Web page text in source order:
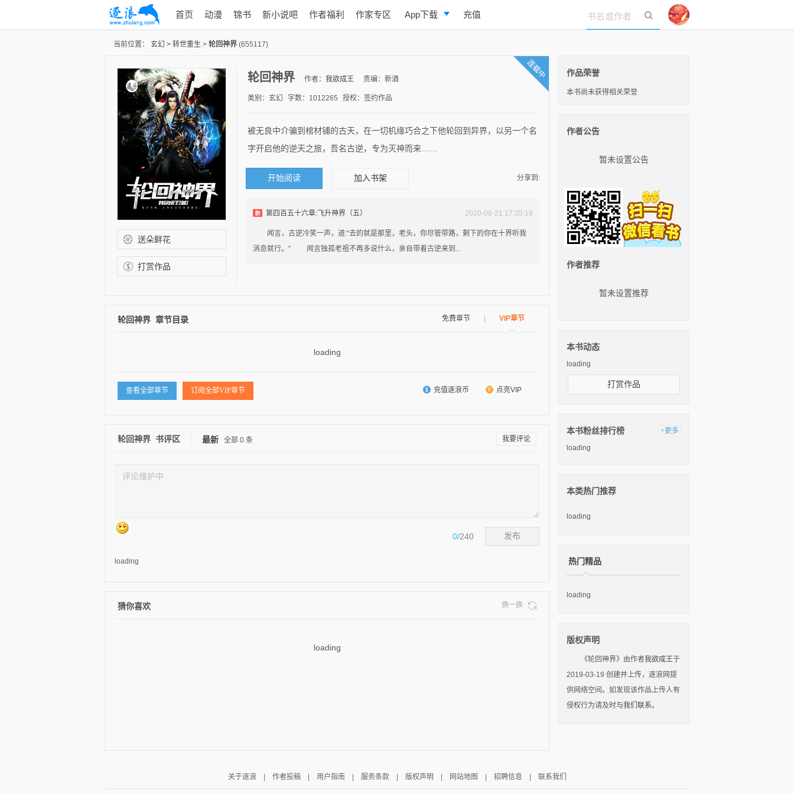
首页 动漫 锦书 新小说吧 作者福利 作家专区 App下载 充值
当前位置： 玄幻 > 转世重生 > 轮回神界 (655117)
送朵鲜花
打赏作品
轮回神界 作者： 我欲成王 责编：新酒
类别：玄幻 字数：1012265 授权：签约作品
被无良中介骗到棺材铺的古天，在一切机缘巧合之下他轮回到异界，以另一个名
字开启他的逆天之旅，吾名古逆，专为灭神而来……
开始阅读 加入书架 分享到:
2020-08-21 17:35:18
第四百五十六章:飞升神界（五）
闻言，古逆冷笑一声，道:“去的就是那里，老头，你尽管带路，剩下的你在十界听我
消息就行。” 闻言独孤老祖不再多说什么，亲自带着古逆来到...
轮回神界 章节目录 免费章节 VIP章节
loading
查看全部章节 订阅全部VIP章节 充值逐浪币 点亮VIP
轮回神界 书评区 最新 全部 0 条 我要评论
0/240 发布
loading
猜你喜欢 换一换
loading
作品荣誉
本书尚未获得相关荣誉
作者公告
暂未设置公告
作者推荐
暂未设置推荐
本书动态
loading
打赏作品
本书粉丝排行榜 +更多
loading
本类热门推荐
loading
热门精品
loading
版权声明
《轮回神界》由作者我欲成王于
2019-03-19 创建并上传，逐浪网提
供网络空间。如发现该作品上传人有
侵权行为请及时与我们联系。
关于逐浪 作者投稿| 用户指南 服务条款| 版权声明 网站地图 招聘信息 联系我们